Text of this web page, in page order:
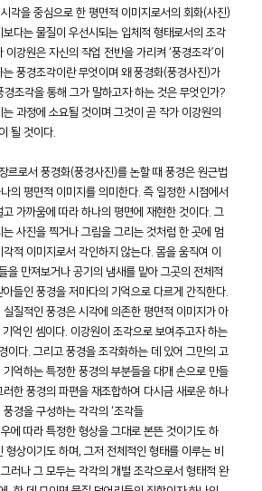
각을 중심으로 한 평면적 이미지로서의 회화(사진)
다는 물질이 우선시되는 입체적 형태로서의 조각
강원은 자신의 작업 전반을 가리켜 ‘풍경조각’이
풍경조각이란 무엇이며 왜 풍경화(풍경사진)가
조각을 통해 그가 말하고자 하는 것은 무엇인가?
과정에 소요될 것이며 그것이 곧 작가 이강원의
될 것이다.
르로서 풍경화(풍경사진)를 논할 때 풍경은 원근법
의 평면적 이미지를 의미한다. 즉 일정한 시점에서
가까움에 따라 하나의 평면에 재현한 것이다. 그
사진을 찍거나 그림을 그리는 것처럼 한 곳에 멈
적 이미지로서 각인하지 않는다. 몸을 움직여 이
을 만져보거나 공기의 냄새를 맡아 그곳의 전체적
들인 풍경을 저마다의 기억으로 다르게 간직한다.
질적인 풍경은 시각에 의존한 평면적 이미지가 아
억인 셈이다. 이강원이 조각으로 보여주고자 하는
이다. 그리고 풍경을 조각화하는 데 있어 그만의 고
억하는 특정한 풍경의 부분들을 대개 손으로 만들
한 풍경의 파편을 재조합하여 다시금 새로운 하나
경을 구성하는 각각의 ‘조각들
따라 특정한 형상을 그대로 본뜬 것이기도 하
상이기도 하며, 그저 전체적인 형태를 이루는 비
러나 그 모두는 각각의 개별 조각으로서 형태적 완